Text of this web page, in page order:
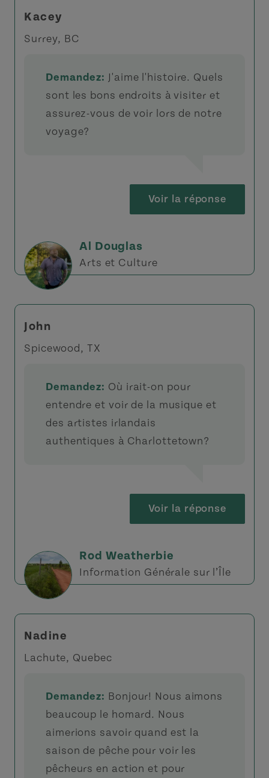
Kacey
Surrey, BC
Demandez: J'aime l'histoire. Quels
sont les bons endroits à visiter et
assurez-vous de voir lors de notre
voyage?
Voir la réponse
Al Douglas
Arts et Culture
John
Spicewood, TX
Demandez: Où irait-on pour
entendre et voir de la musique et
des artistes irlandais
authentiques à Charlottetown?
Voir la réponse
Rod Weatherbie
Information Générale sur l’Île
Nadine
Lachute, Quebec
Demandez: Bonjour! Nous aimons
beaucoup le homard. Nous
aimerions savoir quand est la
saison de pêche pour voir les
pêcheurs en action et pour